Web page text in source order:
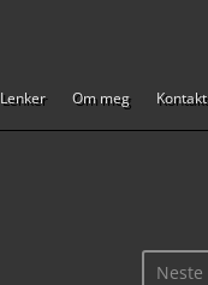
Lenker Om meg Kontakt
Neste